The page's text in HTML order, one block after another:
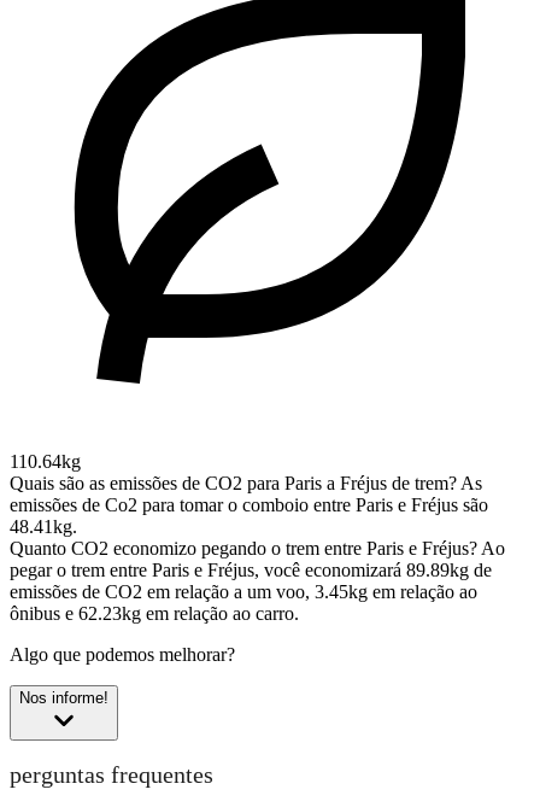
110.64kg
Quais são as emissões de CO2 para Paris a Fréjus de trem?As
emissões de Co2 para tomar o comboio entre Paris e Fréjus são
48.41kg.
Quanto CO2 economizo pegando o trem entre Paris e Fréjus?Ao
pegar o trem entre Paris e Fréjus, você economizará 89.89kg de
emissões de CO2 em relação a um voo, 3.45kg em relação ao
ônibus e 62.23kg em relação ao carro.
Algo que podemos melhorar?
Nos informe!
perguntas frequentes